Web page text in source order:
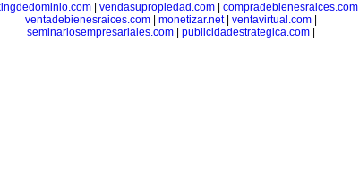
| vendasupropiedad.com| compradebienesraices.com|
ventadebienesraices.com
monetizar.net| ventavirtual.com
seminariosempresariales.com
publicidadestrategica.com